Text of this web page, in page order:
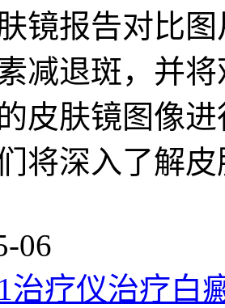
镜报告对比
减退斑，并
皮肤镜图像
将深入了解
06
治疗仪治疗白